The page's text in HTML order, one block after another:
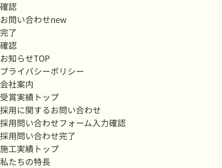
確認
お問い合わせnew
完了
確認
お知らせTOP
プライバシーポリシー
会社案内
受賞実績トップ
採用に関するお問い合わせ
採用問い合わせフォーム入力確認
採用問い合わせ完了
施工実績トップ
私たちの特長